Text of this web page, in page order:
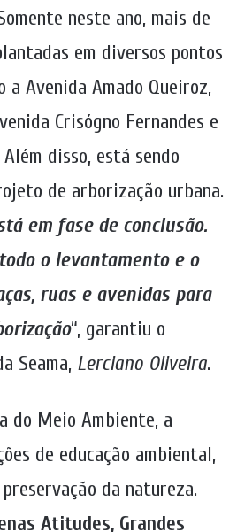
neste ano, mais de
em diversos pontos
a Avenida Amado Queiroz,
Crisógno Fernandes e
disso, está sendo
de arborização urbana.
em fase de conclusão.
o levantamento e o
ruas e avenidas para
“, garantiu o
Seama, Lerciano Oliveira.
do Meio Ambiente, a
de educação ambiental,
da natureza.
Atitudes, Grandes